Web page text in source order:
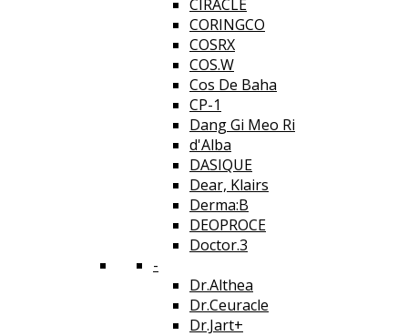
CIRACLE
CORINGCO
COSRX
COS.W
Cos De Baha
CP-1
Dang Gi Meo Ri
d'Alba
DASIQUE
Dear, Klairs
Derma:B
DEOPROCE
Doctor.3
-
Dr.Althea
Dr.Ceuracle
Dr.Jart+